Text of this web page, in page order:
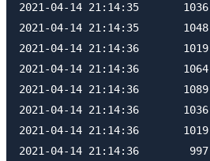
2021-04-14 21:14:35       1036
2021-04-14 21:14:35       1048
2021-04-14 21:14:36       1019
2021-04-14 21:14:36       1064
2021-04-14 21:14:36       1089
2021-04-14 21:14:36       1036
2021-04-14 21:14:36       1019
2021-04-14 21:14:36        997